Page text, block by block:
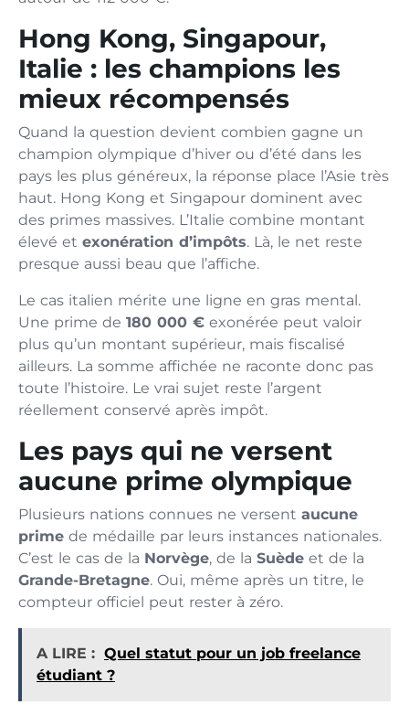
Hong Kong, Singapour,
Italie : les champions les
mieux récompensés
Quand la question devient combien gagne un
champion olympique d’hiver ou d’été dans les
pays les plus généreux, la réponse place l’Asie très
haut. Hong Kong et Singapour dominent avec
des primes massives. L’Italie combine montant
élevé et exonération d’impôts. Là, le net reste
presque aussi beau que l’affiche.
Le cas italien mérite une ligne en gras mental.
Une prime de 180 000 € exonérée peut valoir
plus qu’un montant supérieur, mais fiscalisé
ailleurs. La somme affichée ne raconte donc pas
toute l’histoire. Le vrai sujet reste l’argent
réellement conservé après impôt.
Les pays qui ne versent
aucune prime olympique
Plusieurs nations connues ne versent aucune
prime de médaille par leurs instances nationales.
C’est le cas de la Norvège, de la Suède et de la
Grande-Bretagne. Oui, même après un titre, le
compteur officiel peut rester à zéro.
A LIRE : Quel statut pour un job freelance
étudiant ?